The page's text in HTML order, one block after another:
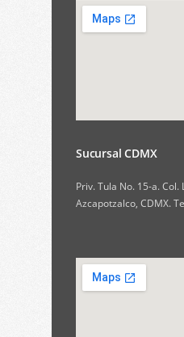
Sucursal CDMX
Priv. Tula No. 15-a. Col.
Azcapotzalco, CDMX.